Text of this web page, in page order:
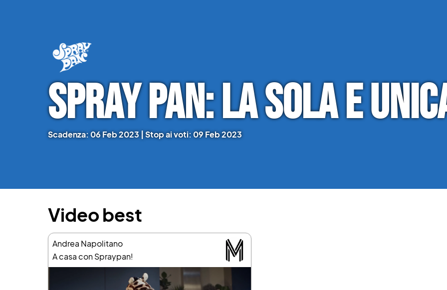
Spray Pan: la sola e
Scadenza: 06 Feb 2023 | Stop ai voti: 09 Feb 2023
Video best
Andrea Napolitano
A casa con Spraypan!